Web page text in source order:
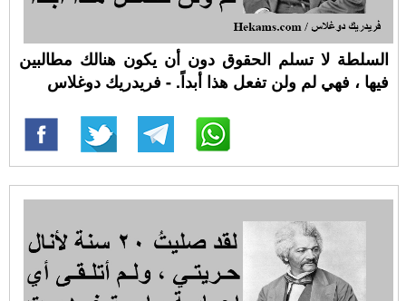
السلطة لا تسلم الحقوق دون أن يكون هنالك مطالبين
فيها ، فهي لم ولن تفعل هذا أبداً. - فريدريك دوغلاس